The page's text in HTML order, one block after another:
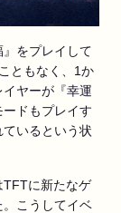
』をプレイして
ともなく、1か
ヤーが『幸運
ドもプレイす
いるという状
TFTに新たなゲ
こうしてイベ